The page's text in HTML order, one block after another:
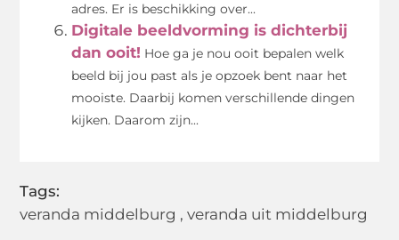
adres. Er is beschikking over...
Digitale beeldvorming is dichterbij
dan ooit! Hoe ga je nou ooit bepalen welk
beeld bij jou past als je opzoek bent naar het
mooiste. Daarbij komen verschillende dingen
kijken. Daarom zijn...
Tags:
veranda middelburg ,veranda uit middelburg